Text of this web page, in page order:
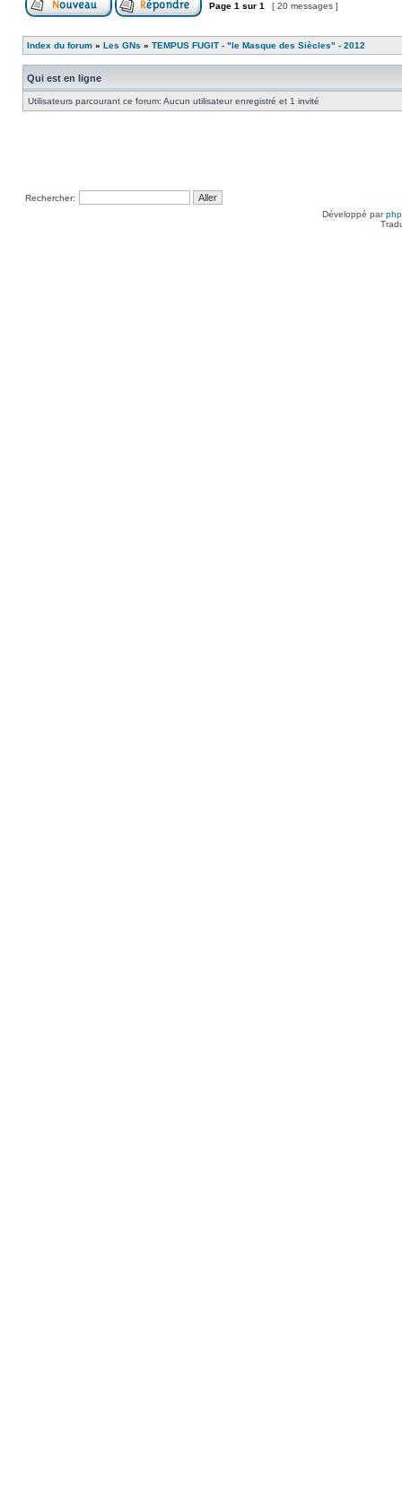
Page 1 sur 1 [ 20 messages ]
Index du forum » Les GNs » TEMPUS FUGIT - "le Masque des Siècles" - 2012
Qui est en ligne
Utilisateurs parcourant ce forum: Aucun utilisateur enregistré et 1 invité
Rechercher:
Développé par